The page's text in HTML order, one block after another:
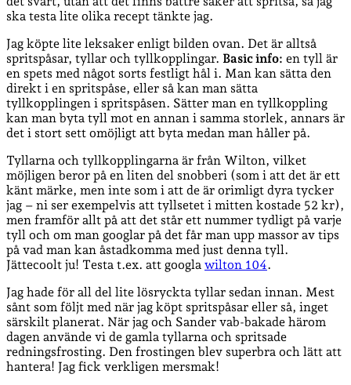
ska testa lite olika recept tänkte jag.
Jag köpte lite leksaker enligt bilden ovan. Det är alltså
spritspåsar, tyllar och tyllkopplingar. Basic info: en tyll är
en spets med något sorts festligt hål i. Man kan sätta den
direkt i en spritspåse, eller så kan man sätta
tyllkopplingen i spritspåsen. Sätter man en tyllkoppling
kan man byta tyll mot en annan i samma storlek, annars är
det i stort sett omöjligt att byta medan man håller på.
Tyllarna och tyllkopplingarna är från Wilton, vilket
möjligen beror på en liten del snobberi (som i att det är ett
känt märke, men inte som i att de är orimligt dyra tycker
jag – ni ser exempelvis att tyllsetet i mitten kostade 52 kr),
men framför allt på att det står ett nummer tydligt på varje
tyll och om man googlar på det får man upp massor av tips
på vad man kan åstadkomma med just denna tyll.
Jättecoolt ju! Testa t.ex. att googla wilton 104.
Jag hade för all del lite lösryckta tyllar sedan innan. Mest
sånt som följt med när jag köpt spritspåsar eller så, inget
särskilt planerat. När jag och Sander vab-bakade härom
dagen använde vi de gamla tyllarna och spritsade
redningsfrosting. Den frostingen blev superbra och lätt att
hantera! Jag fick verkligen mersmak!